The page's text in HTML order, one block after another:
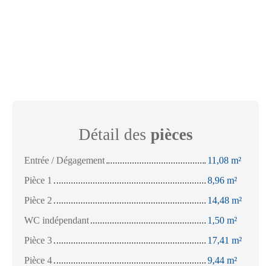
Détail des pièces
Entrée / Dégagement
11,08 m²
Pièce 1
8,96 m²
Pièce 2
14,48 m²
WC indépendant
1,50 m²
Pièce 3
17,41 m²
Pièce 4
9,44 m²